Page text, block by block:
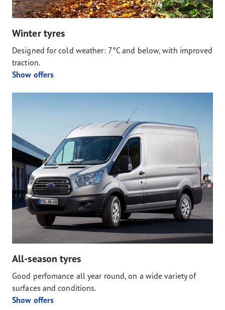
Winter tyres
Designed for cold weather: 7°C and below, with improved
traction.
Show offers
All-season tyres
Good perfomance all year round, on a wide variety of
surfaces and conditions.
Show offers